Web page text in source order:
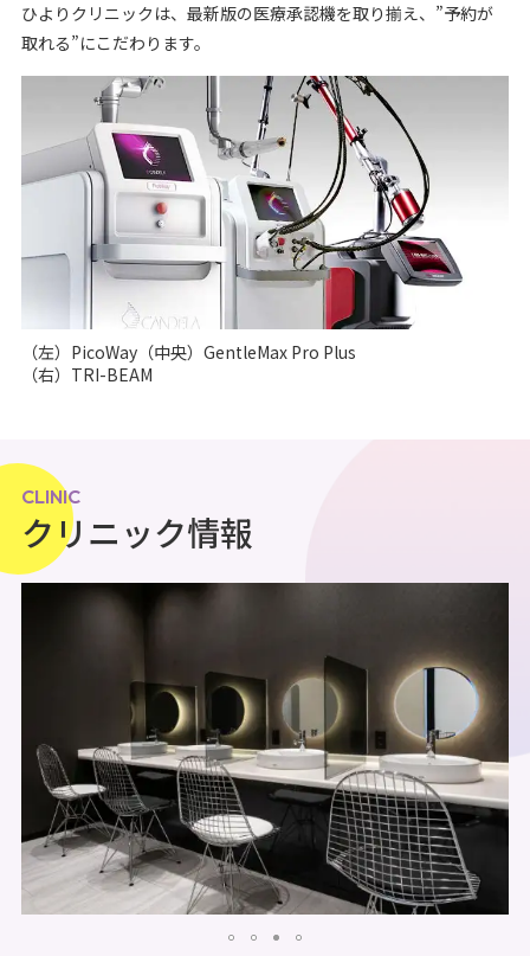
ひよりクリニックは、最新版の医療承認機を取り揃え、”予約が
取れる”にこだわります。
（左）PicoWay（中央）GentleMax Pro Plus
（右）TRI-BEAM
CLINIC
クリニック情報